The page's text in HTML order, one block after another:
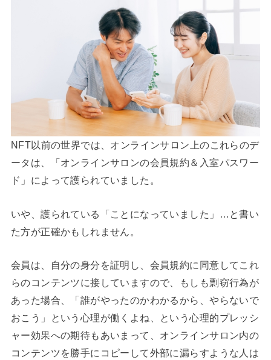
NFT以前の世界では、オンラインサロン上のこれらのデ
ータは、「オンラインサロンの会員規約＆入室パスワー
ド」によって護られていました。
いや、護られている「ことになっていました」…と書い
た方が正確かもしれません。
会員は、自分の身分を証明し、会員規約に同意してこれ
らのコンテンツに接していますので、もしも剽窃行為が
あった場合、「誰がやったのかわかるから、やらないで
おこう」という心理が働くよね、という心理的プレッシ
ャー効果への期待もあいまって、オンラインサロン内の
コンテンツを勝手にコピーして外部に漏らすような人は